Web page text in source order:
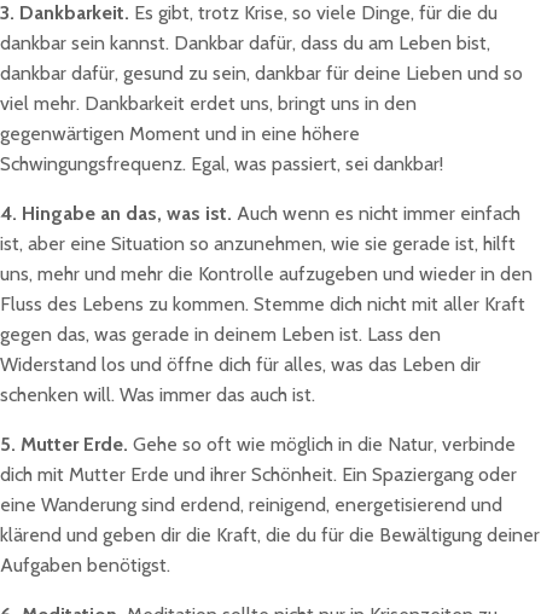
3. Dankbarkeit. Es gibt, trotz Krise, so viele Dinge, für die du
dankbar sein kannst. Dankbar dafür, dass du am Leben bist,
dankbar dafür, gesund zu sein, dankbar für deine Lieben und so
viel mehr. Dankbarkeit erdet uns, bringt uns in den
gegenwärtigen Moment und in eine höhere
Schwingungsfrequenz. Egal, was passiert, sei dankbar!
4. Hingabe an das, was ist. Auch wenn es nicht immer einfach
ist, aber eine Situation so anzunehmen, wie sie gerade ist, hilft
uns, mehr und mehr die Kontrolle aufzugeben und wieder in den
Fluss des Lebens zu kommen. Stemme dich nicht mit aller Kraft
gegen das, was gerade in deinem Leben ist. Lass den
Widerstand los und öffne dich für alles, was das Leben dir
schenken will. Was immer das auch ist.
5. Mutter Erde. Gehe so oft wie möglich in die Natur, verbinde
dich mit Mutter Erde und ihrer Schönheit. Ein Spaziergang oder
eine Wanderung sind erdend, reinigend, energetisierend und
klärend und geben dir die Kraft, die du für die Bewältigung deiner
Aufgaben benötigst.